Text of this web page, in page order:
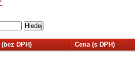
(bez DPH) Cena (s DPH)